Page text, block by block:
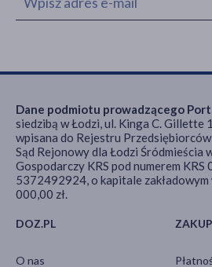
DOZ.PL
O nas
Dane podmiotu prowadzącego
siedzibą w Łodzi, ul. Kinga C. Gillette
wpisana do Rejestru
Sąd Rejonowy dla Łodzi Śródmieścia
Gospodarczy KRS pod numerem
5372492924, o kapitale
000,00 zł.